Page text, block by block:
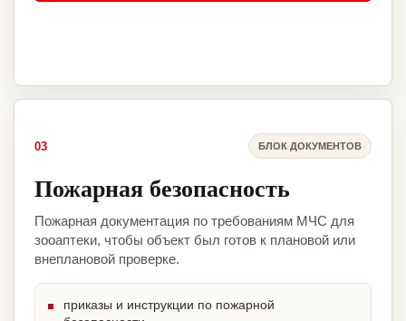
03 БЛОК ДОКУМЕНТОВ
Пожарная безопасность
Пожарная документация по требованиям МЧС для
зооаптеки, чтобы объект был готов к плановой или
внеплановой проверке.
приказы и инструкции по пожарной